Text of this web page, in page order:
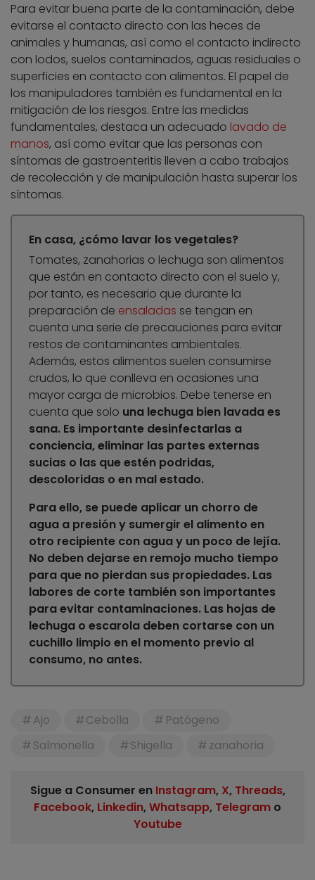
Para evitar buena parte de la contaminación, debe
evitarse el contacto directo con las heces de
animales y humanas, así como el contacto indirecto
con lodos, suelos contaminados, aguas residuales o
superficies en contacto con alimentos. El papel de
los manipuladores también es fundamental en la
mitigación de los riesgos. Entre las medidas
fundamentales, destaca un adecuado lavado de
manos, así como evitar que las personas con
síntomas de gastroenteritis lleven a cabo trabajos
de recolección y de manipulación hasta superar los
síntomas.
En casa, ¿cómo lavar los vegetales?
Tomates, zanahorias o lechuga son alimentos
que están en contacto directo con el suelo y,
por tanto, es necesario que durante la
preparación de ensaladas se tengan en
cuenta una serie de precauciones para evitar
restos de contaminantes ambientales.
Además, estos alimentos suelen consumirse
crudos, lo que conlleva en ocasiones una
mayor carga de microbios. Debe tenerse en
cuenta que solo una lechuga bien lavada es
sana. Es importante desinfectarlas a
conciencia, eliminar las partes externas
sucias o las que estén podridas,
descoloridas o en mal estado.
Para ello, se puede aplicar un chorro de
agua a presión y sumergir el alimento en
otro recipiente con agua y un poco de lejía.
No deben dejarse en remojo mucho tiempo
para que no pierdan sus propiedades. Las
labores de corte también son importantes
para evitar contaminaciones. Las hojas de
lechuga o escarola deben cortarse con un
cuchillo limpio en el momento previo al
consumo, no antes.
Ajo Cebolla
Patógeno
Salmonella
Shigella zanahoria
Sigue a Consumer en Instagram, X, Threads,
Facebook, Linkedin,Whatsapp, Telegram o
Youtube